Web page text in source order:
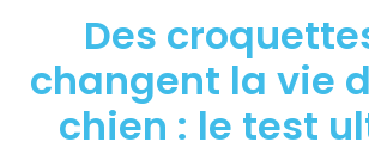
Des
changent la vie
chien : le test